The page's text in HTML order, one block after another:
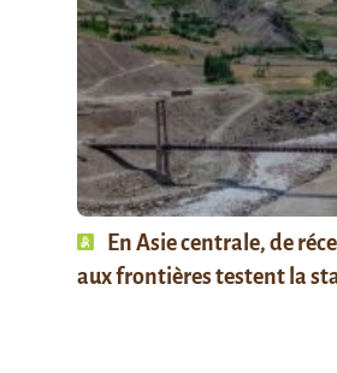
En Asie centrale, de
aux frontières testent la